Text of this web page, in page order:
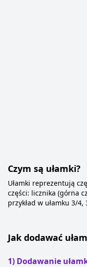
Czym są ułamki?
Ułamki reprezentują
części: licznika (górna
przykład w ułamku 3/
Jak dodawać
1) Dodawanie